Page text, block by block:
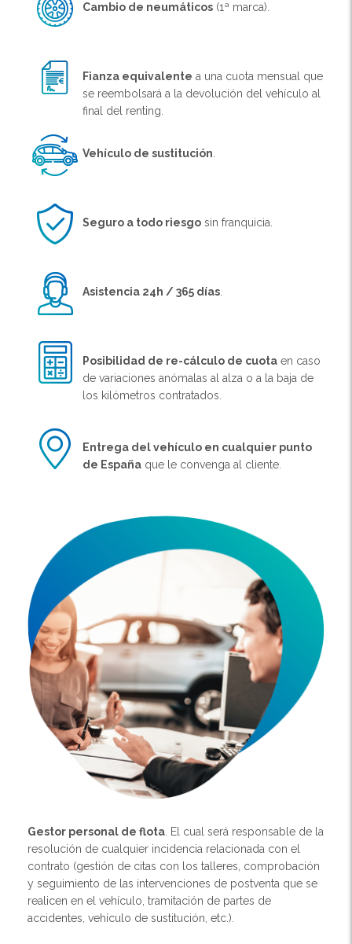
Cambio de neumáticos (1ª marca).
Fianza equivalente a una cuota mensual que
se reembolsará a la devolución del vehículo al
final del renting.
Vehículo de sustitución
Seguro a todo riesgo sin franquicia.
Asistencia 24h / 365 días
Posibilidad de re-cálculo de cuota en caso
de variaciones anómalas al alza o a la baja de
los kilómetros contratados.
Entrega del vehículo en cualquier punto
de España que le convenga al cliente.
Gestor personal de flota . El cual será responsable de la
resolución de cualquier incidencia relacionada con el
contrato (gestión de citas con los talleres, comprobación
y seguimiento de las intervenciones de postventa que se
realicen en el vehículo, tramitación de partes de
accidentes, vehículo de sustitución, etc.).